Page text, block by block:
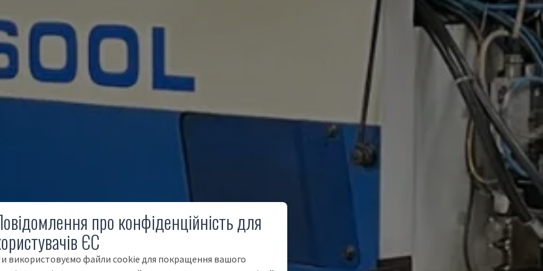
про конфіденційність для
ЄС
використовуємо файли cookie для покращення вашого